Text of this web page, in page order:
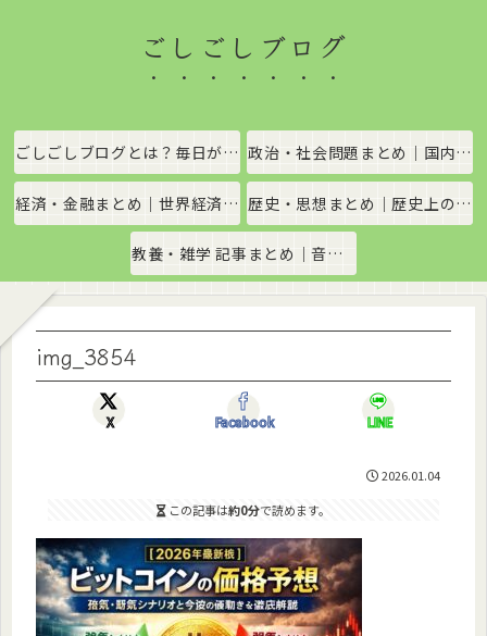
ごしごしブログ
ごしごしブログとは？毎日がちょっと楽しくなる情報発信サイト 政治・社会問題まとめ｜国内政治・国際情勢をわかりやすく解説
経済・金融まとめ｜世界経済・金融市場をわかりやすく解説 歴史・思想まとめ｜歴史上の出来事や思想・哲学をわかりやすく解説
教養・雑学 記事まとめ｜音楽、科学、社会の豆知識をわかりやすく解説
img_3854
X Facebook LINE
2026.01.04
この記事は約0分で読めます。